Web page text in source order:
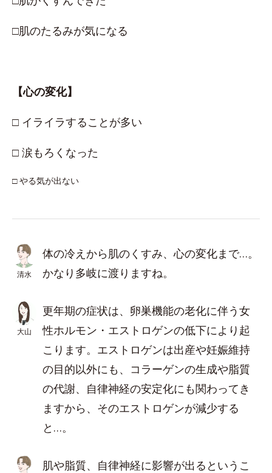
□肌のたるみが気になる
【心の変化】
□ イライラすることが多い
□ 涙もろくなった
□ やる気が出ない
清水
体の冷えから肌のくすみ、心の変化まで…。
かなり多岐に渡りますね。
大山
更年期の症状は、卵巣機能の老化に伴う女
性ホルモン・エストロゲンの低下により起
こります。エストロゲンは出産や妊娠維持
の目的以外にも、コラーゲンの生成や脂質
の代謝、自律神経の安定化にも関わってき
ますから、そのエストロゲンが減少する
と…。
肌や脂質、自律神経に影響が出るというこ